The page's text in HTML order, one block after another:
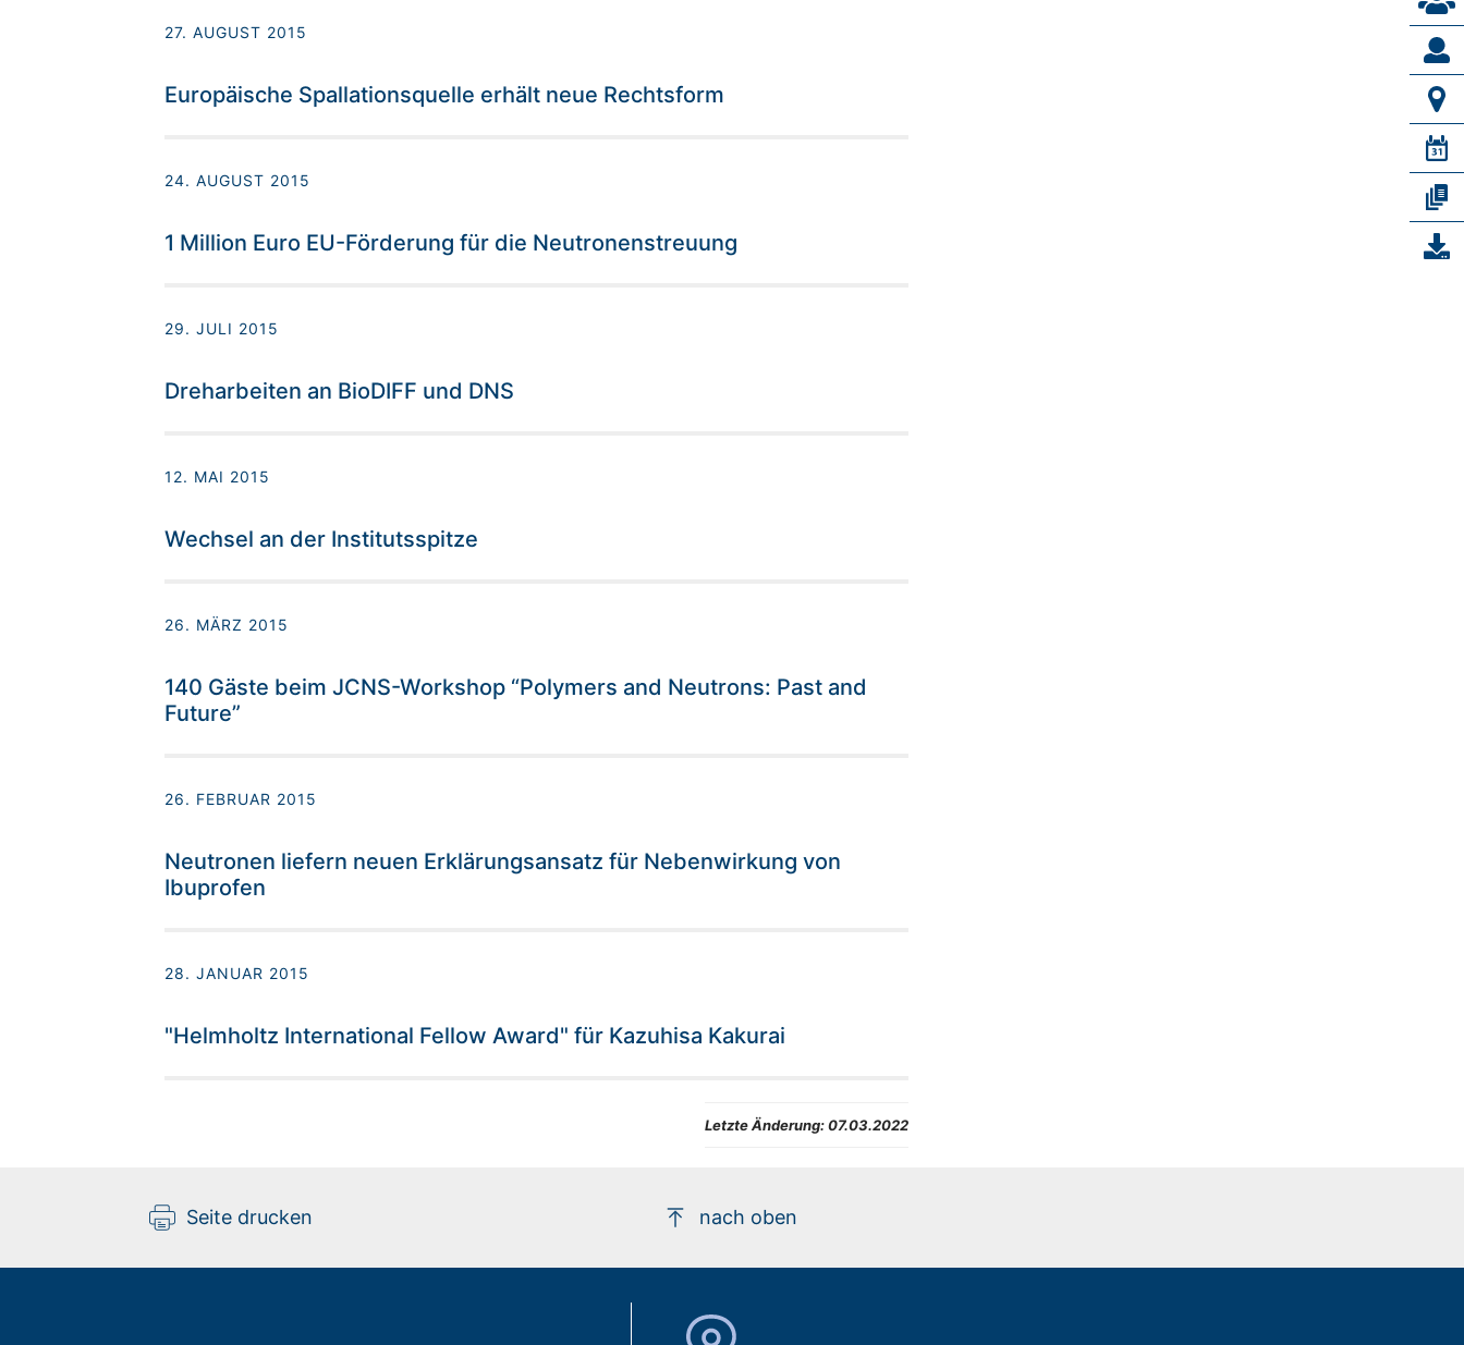
27. AUGUST 2015
Europäische Spallationsquelle erhält neue Rechtsform
24. AUGUST 2015
1 Million Euro EU-Förderung für die Neutronenstreuung
29. JULI 2015
Dreharbeiten an BioDIFF und DNS
12. MAI 2015
Wechsel an der Institutsspitze
26. MÄRZ 2015
140 Gäste beim JCNS-Workshop “Polymers and Neutrons: Past and
Future”
26. FEBRUAR 2015
Neutronen liefern neuen Erklärungsansatz für Nebenwirkung von
Ibuprofen
28. JANUAR 2015
"Helmholtz International Fellow Award" für Kazuhisa Kakurai
Letzte Änderung:07.03.2022
Seite drucken nach oben